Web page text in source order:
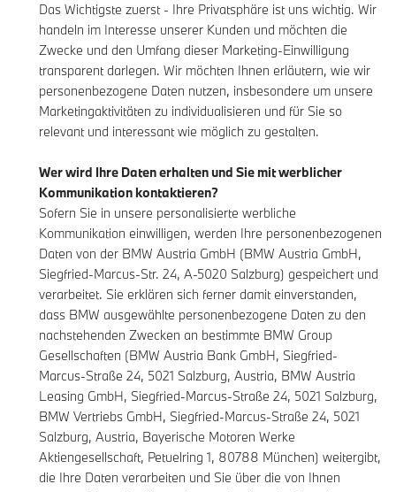
Das Wichtigste zuerst - Ihre Privatsphäre ist uns wichtig. Wir
handeln im Interesse unserer Kunden und möchten die
Zwecke und den Umfang dieser Marketing-Einwilligung
transparent darlegen. Wir möchten Ihnen erläutern, wie wir
personenbezogene Daten nutzen, insbesondere um unsere
Marketingaktivitäten zu individualisieren und für Sie so
relevant und interessant wie möglich zu gestalten.
Wer wird Ihre Daten erhalten und Sie mit werblicher
Kommunikation kontaktieren?
Sofern Sie in unsere personalisierte werbliche
Kommunikation einwilligen, werden Ihre personenbezogenen
Daten von der BMW Austria GmbH (BMW Austria GmbH,
Siegfried-Marcus-Str. 24, A-5020 Salzburg) gespeichert und
verarbeitet. Sie erklären sich ferner damit einverstanden,
dass BMW ausgewählte personenbezogene Daten zu den
nachstehenden Zwecken an bestimmte BMW Group
Gesellschaften (BMW Austria Bank GmbH, Siegfried-
Marcus-Straße 24, 5021 Salzburg, Austria, BMW Austria
Leasing GmbH, Siegfried-Marcus-Straße 24, 5021 Salzburg,
BMW Vertriebs GmbH, Siegfried-Marcus-Straße 24, 5021
Salzburg, Austria, Bayerische Motoren Werke
Aktiengesellschaft, Petuelring 1, 80788 München) weitergibt,
die Ihre Daten verarbeiten und Sie über die von Ihnen